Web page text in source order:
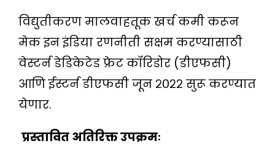
विद्युतीकरण मालवाहतूक खर्च कमी करून
मेक इन इंडिया रणनीती सक्षम करण्यासाठी
वेस्टर्न डेडिकेटेड फ्रेट कॉरिडोर (डीएफसी)
आणि ईस्टर्न डीएफसी जून २०२२ सुरू करण्यात
येणार.
प्रस्तावित अतिरिक्त उपक्रमः